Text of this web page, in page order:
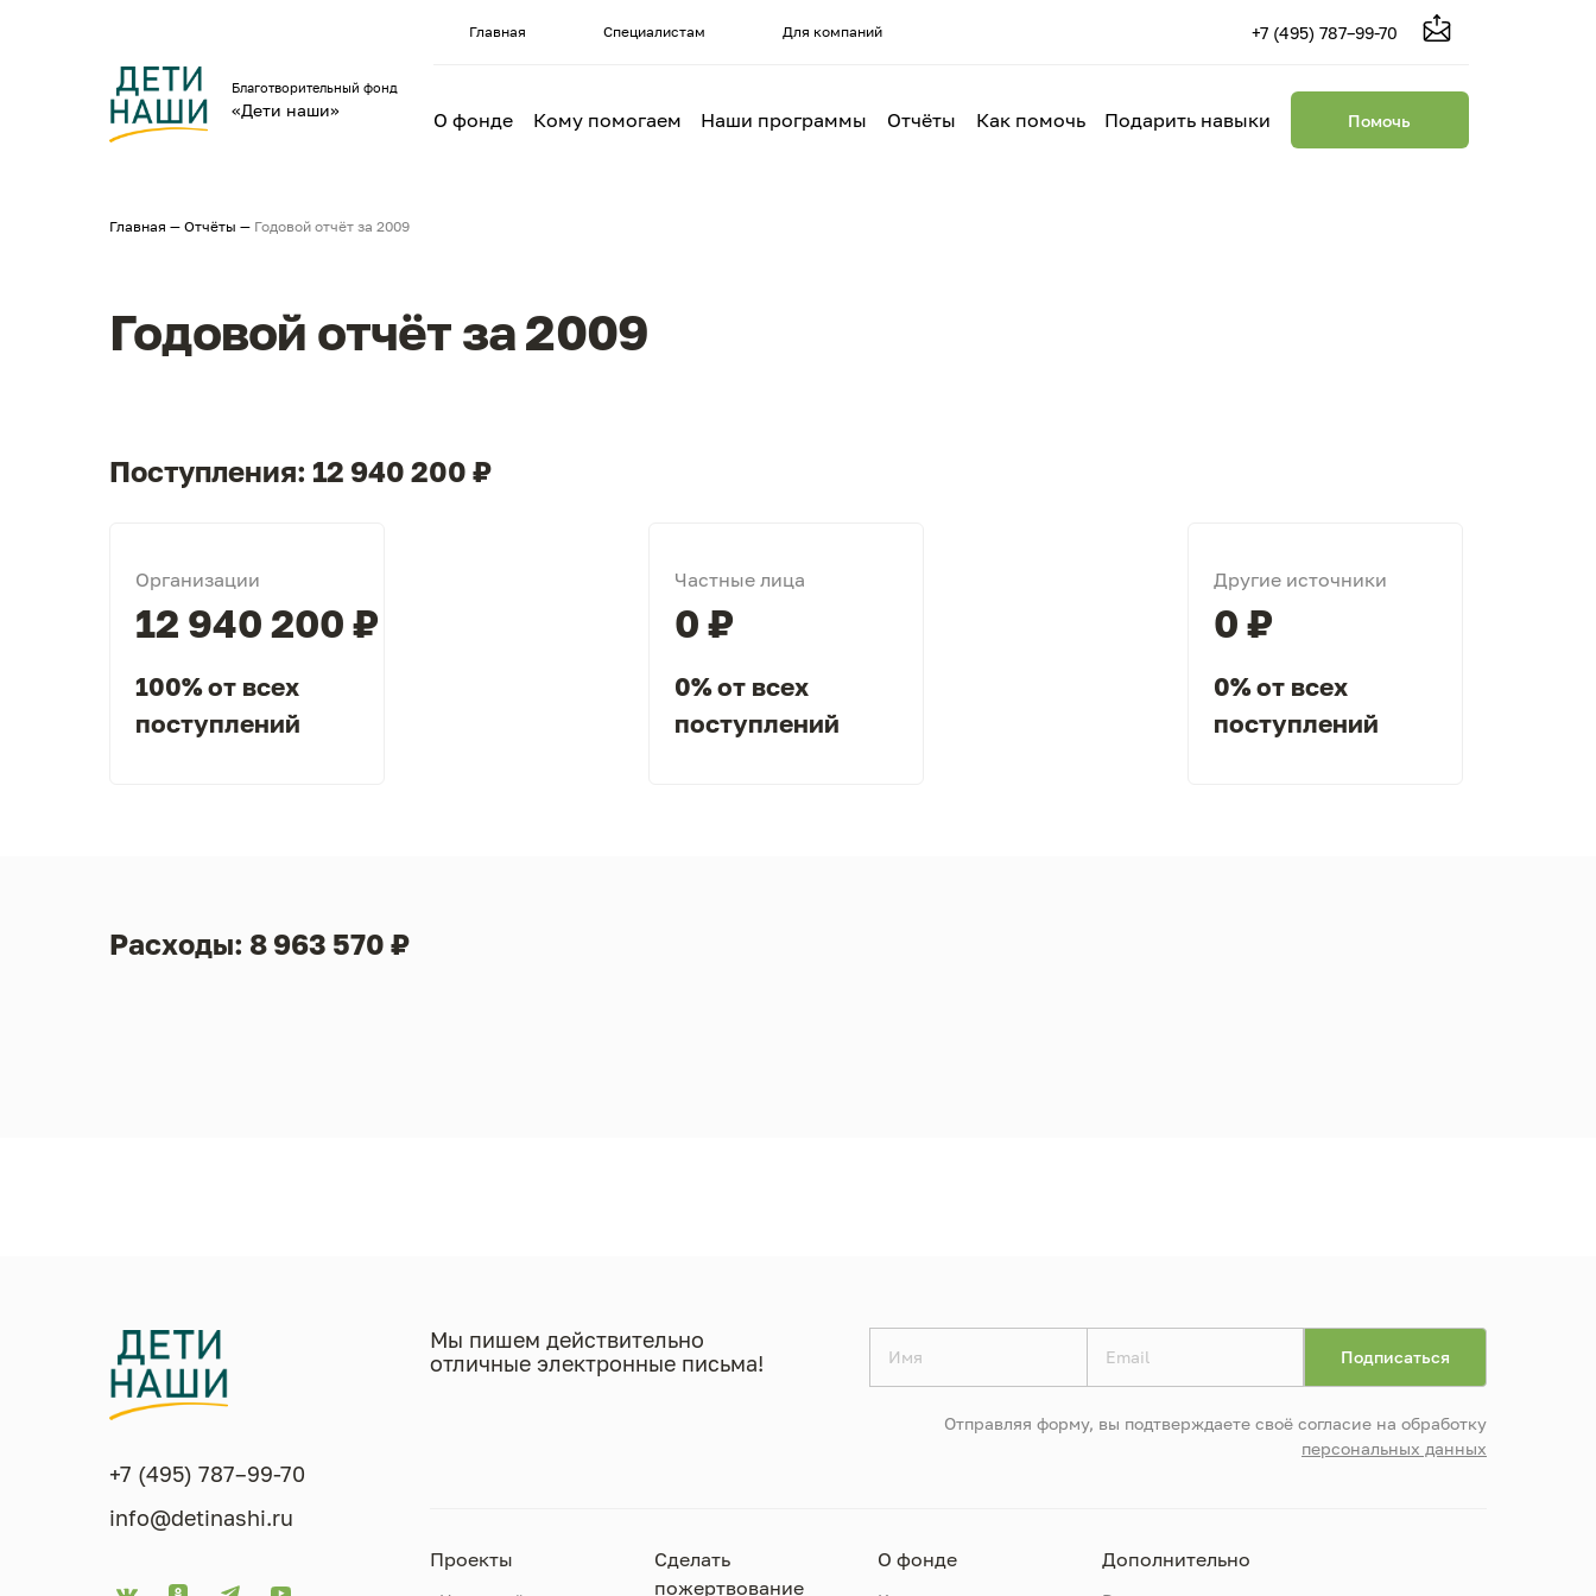
Благотворительный фонд
«Дети наши»
Главная Специалистам Для компаний +7 (495) 787–99-70
О фонде Кому помогаем Наши программы Отчёты Как помочь Подарить навыки Помочь
Главная — Отчёты — Годовой отчёт за 2009
Годовой отчёт за 2009
Поступления: 12 940 200 ₽
Организации
12 940 200 ₽
100% от всех
поступлений
Частные лица
0 ₽
0% от всех
поступлений
Другие источники
0 ₽
0% от всех
поступлений
Расходы: 8 963 570 ₽
+7 (495) 787–99-70
info@detinashi.ru
Мы пишем действительно
отличные электронные письма!
Отправляя форму, вы подтверждаете своё согласие на обработку
персональных данных
Проекты
Сделать
пожертвование
О фонде Дополнительно